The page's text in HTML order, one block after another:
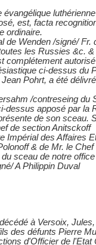
est, facta
ordinaire.
de Wenden /signé/ Fr.
les Russies &c.
complétement
ci-dessus du
Pohrt, a été
/contreseing du
dessus apposé par la
de son sceau.
de section Anitsckoff
Impérial des Affaires
& de Mr. le
sceau de notre
A Philippin Duval
à Versoix,
des défunts Pierre
d'Officier de l'Etat